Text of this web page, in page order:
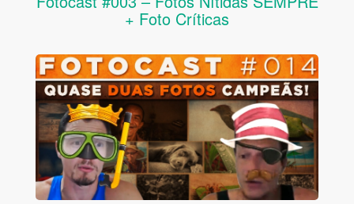
+ Foto Críticas